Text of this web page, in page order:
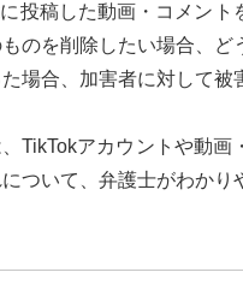
投稿した動画・コメン
のを削除したい場合、
場合、加害者に対して被
TikTokアカウントや動
ついて、弁護士がわかり